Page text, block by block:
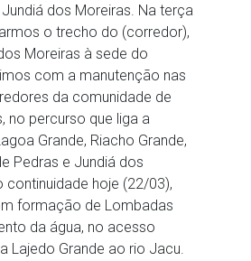
dos Moreiras. Na terça
o trecho do (corredor),
Moreiras à sede do
com a manutenção nas
da comunidade de
no percurso que liga a
Grande, Riacho Grande,
Pedras e Jundiá dos
continuidade hoje (22/03),
formação de Lombadas
da água, no acesso
Lajedo Grande ao rio Jacu.